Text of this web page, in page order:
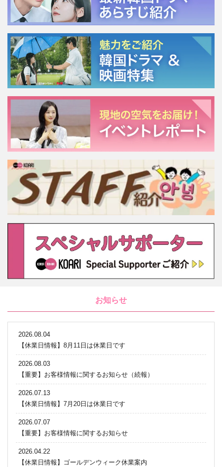
お知らせ
2026.08.04
【休業日情報】8月11日は休業日です
2026.08.03
【重要】お客様情報に関するお知らせ（続報）
2026.07.13
【休業日情報】7月20日は休業日です
2026.07.07
【重要】お客様情報に関するお知らせ
2026.04.22
【休業日情報】ゴールデンウィーク休業案内